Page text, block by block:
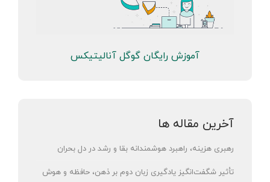
آموزش رایگان گوگل آنالیتیکس
آخرین مقاله ها
رهبری هزینه، راهبرد هوشمندانه بقا و رشد در دل بحران
تأثیر شگفت‌انگیز یادگیری زبان دوم بر ذهن، حافظه و هوش